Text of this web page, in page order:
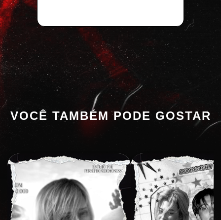
VOCÊ TAMBÉM PODE GOSTAR